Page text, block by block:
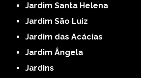
Jardim Santa Helena
Jardim São Luiz
Jardim das Acácias
Jardim Ângela
Jardins